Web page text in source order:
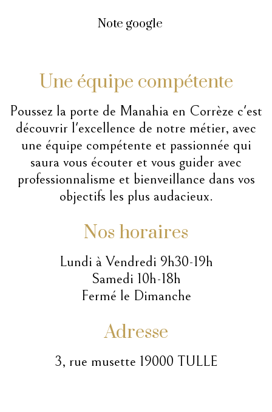
Note google
Une équipe compétente
Poussez la porte de Manahia en Corrèze c'est
découvrir l'excellence de notre métier, avec
une équipe compétente et passionnée qui
saura vous écouter et vous guider avec
professionnalisme et bienveillance dans vos
objectifs les plus audacieux.
Nos horaires
Lundi à Vendredi 9h30-19h
Samedi 10h-18h
Fermé le Dimanche
Adresse
3, rue musette 19000 TULLE